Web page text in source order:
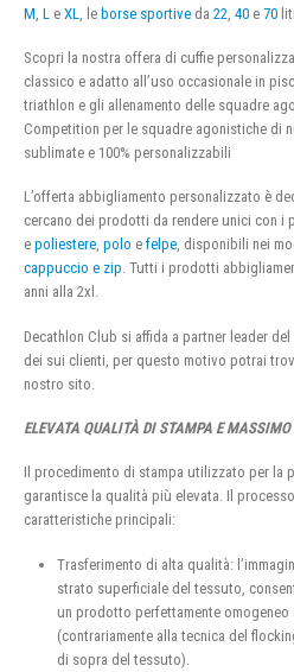
M L e XL , le borse sportive da 22 40 e 70
Scopri la nostra offera di cuffie
classico e adatto all’uso occasionale in
triathlon e gli allenamento delle squadre
Competition per le squadre agonistiche di
sublimate e 100% personalizzabili
L’offerta abbigliamento personalizzato è
cercano dei prodotti da rendere unici con i
e poliestere, polo e felpe, disponibili nei
cappuccio e zip. Tutti i prodotti
anni alla 2xl.
Decathlon Club si affida a partner leader
dei sui clienti, per questo motivo potrai
nostro sito.
ELEVATA QUALITÀ DI STAMPA E
Il procedimento di stampa utilizzato per la
garantisce la qualità più elevata. Il
caratteristiche principali:
Trasferimento di alta qualità:
strato superficiale del tessuto,
un prodotto perfettamente
(contrariamente alla tecnica del
di sopra del tessuto).